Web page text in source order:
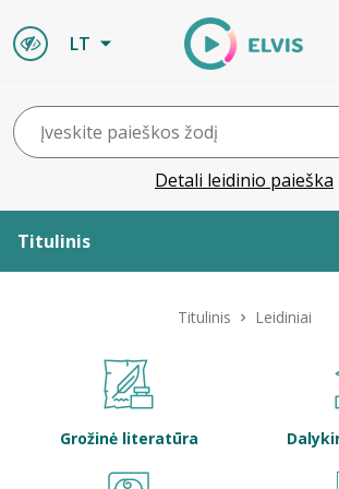
LT
Detali leidinio paieška
Titulinis
Titulinis Leidiniai
Grožinė literatūra